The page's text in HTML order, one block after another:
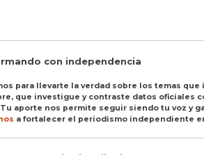
con independencia
para llevarte la verdad sobre los temas que
que investigue y contraste datos oficiales
aporte nos permite seguir siendo tu voz y
a fortalecer el periodismo independiente